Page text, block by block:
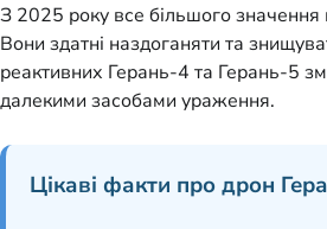
З 2025 року все більшого значення
Вони здатні наздоганяти та
реактивних Герань-4 та Герань-5
далекими засобами ураження.
Цікаві факти про дрон